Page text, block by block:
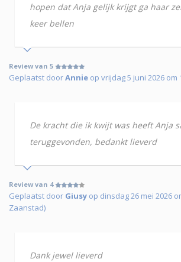
hopen dat Anja gelijk krijgt ga haar
keer bellen
Review van 5
Geplaatst doorAnnie op vrijdag 5 juni 2026 om
De kracht die ik kwijt was heeft Anja
teruggevonden, bedankt lieverd
Review van 4
Geplaatst door Giusy op dinsdag 26 mei 2026
Zaanstad)
Dank jewel lieverd